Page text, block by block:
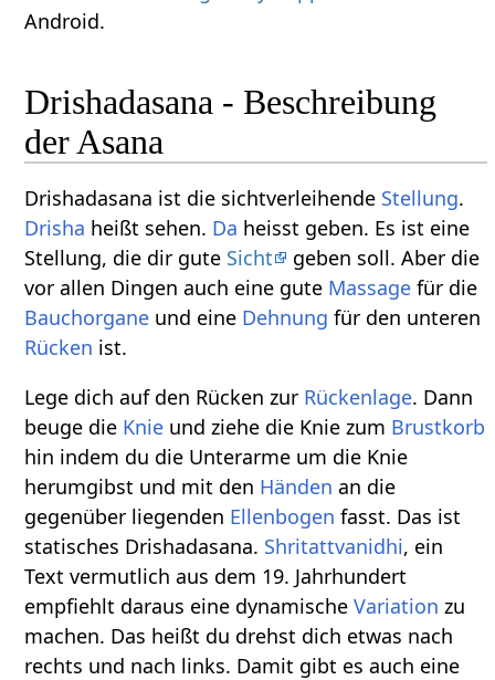
Android.
Drishadasana - Beschreibung
der Asana
Drishadasana ist die sichtverleihende Stellung.
Drisha heißt sehen. Da heisst geben. Es ist eine
Stellung, die dir gute Sicht
geben soll. Aber die
vor allen Dingen auch eine gute Massage für die
Bauchorgane und eine Dehnung für den unteren
Rücken ist.
Lege dich auf den Rücken zur Rückenlage. Dann
beuge die Knie und ziehe die Knie zum Brustkorb
hin indem du die Unterarme um die Knie
herumgibst und mit den Händen an die
gegenüber liegenden Ellenbogen fasst. Das ist
statisches Drishadasana. Shritattvanidhi, ein
Text vermutlich aus dem 19. Jahrhundert
empfiehlt daraus eine dynamischeVariation zu
machen. Das heißt du drehst dich etwas nach
rechts und nach links. Damit gibt es auch eine